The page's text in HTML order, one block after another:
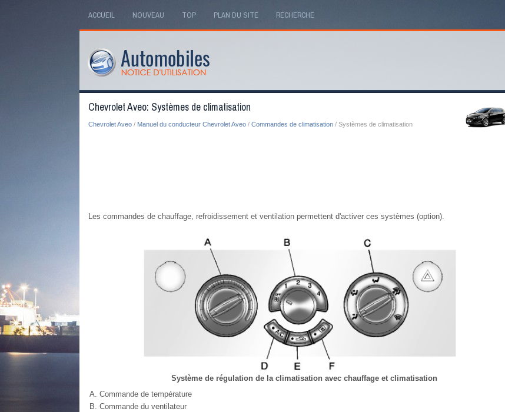
ACCUEIL NOUVEAU TOP PLAN DU SITE RECHERCHE
Chevrolet Aveo: Systèmes de climatisation
Chevrolet Aveo/ Manuel du conducteur Chevrolet Aveo/ Commandes de climatisation/ Systèmes de climatisation
Les commandes de chauffage, refroidissement et ventilation permettent d'activer ces systèmes (option).
Système de régulation de la climatisation avec chauffage et climatisation
Commande de température
Commande du ventilateur